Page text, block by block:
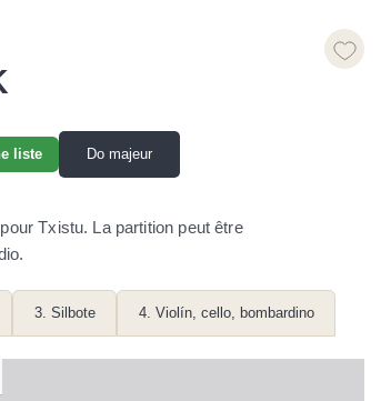
liste Do majeur
Txistu. La partition peut être
3. Silbote 4. Violín, cello, bombardino